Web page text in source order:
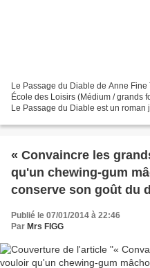
Le Passage du Diable de Anne
École des Loisirs (Médium / grands
Le Passage du Diable est un
« Convaincre les
qu'un chewing-gum
conserve son goût du
Publié le 07/01/2014 à 22:46
Par Mrs FIGG